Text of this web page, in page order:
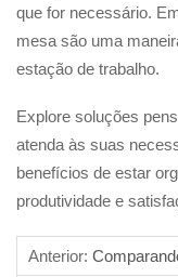
que for necessário.
mesa são uma
estação de trabalho.
Explore soluções
atenda às suas
benefícios de estar
produtividade e
Anterior: Comparando